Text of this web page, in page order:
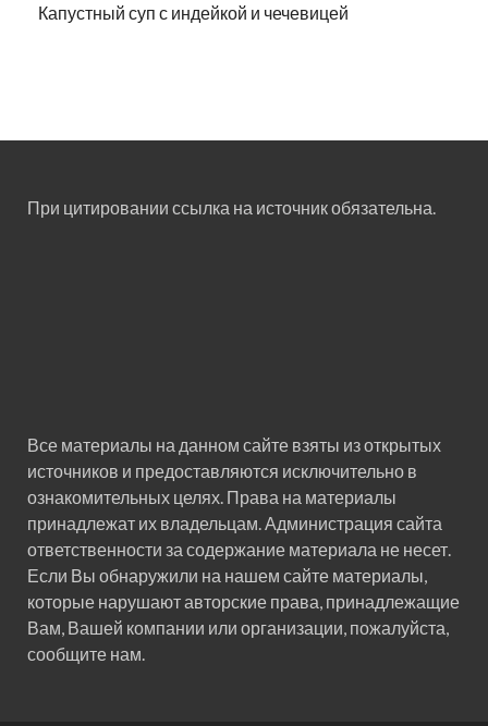
Капустный суп с индейкой и чечевицей
При цитировании ссылка на источник обязательна.
Все материалы на данном сайте взяты из открытых
источников и предоставляются исключительно в
ознакомительных целях. Права на материалы
принадлежат их владельцам. Администрация сайта
ответственности за содержание материала не несет.
Если Вы обнаружили на нашем сайте материалы,
которые нарушают авторские права, принадлежащие
Вам, Вашей компании или организации, пожалуйста,
сообщите нам.